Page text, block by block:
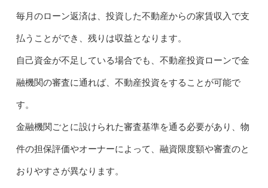
毎月のローン返済は、投資した不動産からの家賃収入で支
払うことができ、残りは収益となります。
自己資金が不足している場合でも、不動産投資ローンで金
融機関の審査に通れば、不動産投資をすることが可能で
す。
金融機関ごとに設けられた審査基準を通る必要があり、物
件の担保評価やオーナーによって、融資限度額や審査のと
おりやすさが異なります。